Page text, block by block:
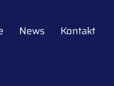
News Kontakt